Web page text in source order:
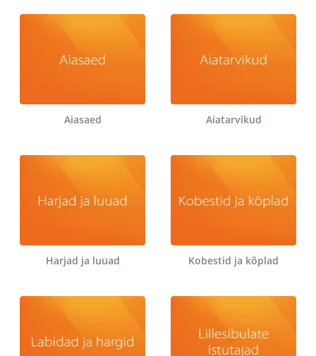
Aiasaed Aiatarvikud
Harjad ja luuad Kobestid ja kõplad